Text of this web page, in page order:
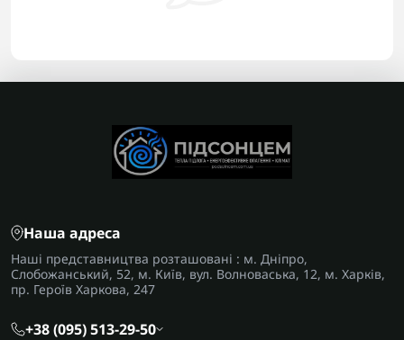
Наша адреса
Наші представництва розташовані : м. Дніпро,
Слобожанський, 52, м. Київ, вул. Волноваська, 12, м. Харків,
пр. Героїв Харкова, 247
+38 (095) 513-29-50